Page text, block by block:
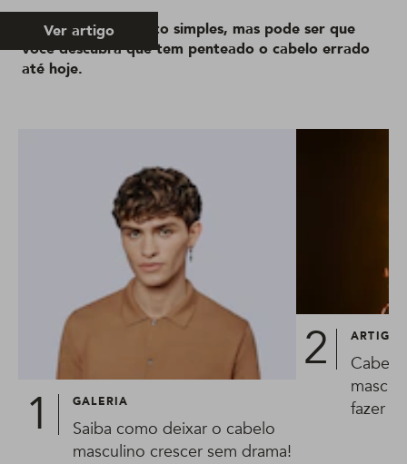
Pode parecer um ato simples, mas pode ser que
você descubra que tem penteado o cabelo errado
até hoje.
Ver artigo
GALERIA
Saiba como deixar o cabelo
masculino crescer sem drama!
ARTIGO
fazer